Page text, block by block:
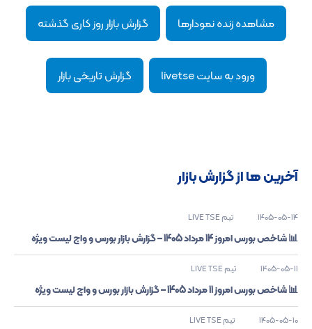
مشاهده زنده نمودارها گزارش بازار روز کاری گذشته
ورود به سایت livetse گزارش تاریخی بازار
آخرین ها از گزارش بازار
1405-05-14 تیم LIVE TSE
📊 شاخص بورس امروز 14 مرداد 1405 – گزارش بازار بورس و واچ لیست ویژه
1405-05-11 تیم LIVE TSE
📊 شاخص بورس امروز 11 مرداد 1405 – گزارش بازار بورس و واچ لیست ویژه
1405-05-10 تیم LIVE TSE